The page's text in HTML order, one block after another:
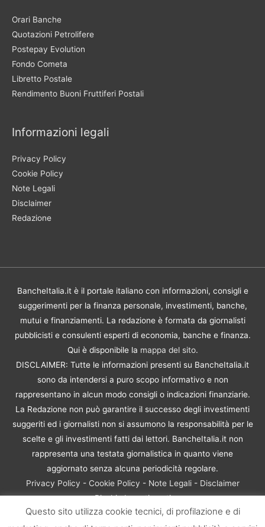
Orari Banche
Quotazioni Petrolifere
Postepay Evolution
Fondo Cometa
Libretto Postale
Rendimento Buoni Fruttiferi Postali
Informazioni legali
Privacy Policy
Cookie Policy
Note Legali
Disclaimer
Redazione
BancheItalia.it è il portale italiano con informazioni, consigli e
suggerimenti per la finanza personale, investimenti, banche,
mutui e finanziamenti. La redazione è formata da giornalisti
pubblicisti e consulenti esperti di economia, banche e finanza.
Qui è disponibile la mappa del sito.
DISCLAIMER: Tutte le informazioni presenti su BancheItalia.it
sono da intendersi a puro scopo informativo e non
rappresentano in alcun modo consigli o indicazioni finanziarie.
La Redazione non può garantire il successo degli investimenti
suggeriti ed i giornalisti non si assumono la responsabilità per le
scelte e gli investimenti fatti dai lettori. BancheItalia.it non
rappresenta una testata giornalistica in quanto viene
aggiornato senza alcuna periodicità regolare.
Privacy Policy - Cookie Policy - Note Legali- Disclaimer
Rischio Investimenti
BancheItalia.it Copyright © 2021. Tutti i diritti sono riservati. |
Questo sito utilizza cookie tecnici, di profilazione e di